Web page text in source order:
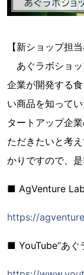
【新ショップ担
あぐラボショッ
企業が開発する
い商品を知って
タートアップ企
ただきたいと考
かりですので、
■ AgVenture
https://
■ YouTube“あぐ